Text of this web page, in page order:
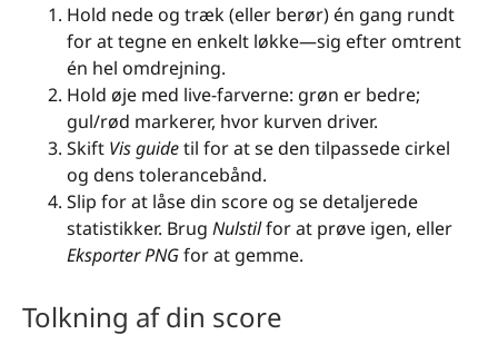
Hold nede og træk (eller berør) én gang rundt
for at tegne en enkelt løkke—sig efter omtrent
én hel omdrejning.
Hold øje med live-farverne: grøn er bedre;
gul/rød markerer, hvor kurven driver.
Skift Vis guidetil for at se den tilpassede cirkel
og dens tolerancebånd.
Slip for at låse din score og se detaljerede
statistikker. Brug Nulstilfor at prøve igen, eller
Eksporter PNGfor at gemme.
Tolkning af din score